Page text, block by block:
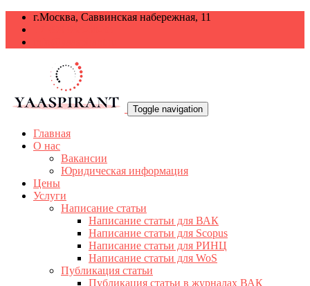
г.Москва, Саввинская набережная, 11
Toggle navigation
Главная
О нас
Вакансии
Юридическая информация
Цены
Услуги
Написание статьи
Написание статьи для ВАК
Написание статьи для Scopus
Написание статьи для РИНЦ
Написание статьи для WoS
Публикация статьи
Публикация статьи в журналах ВАК